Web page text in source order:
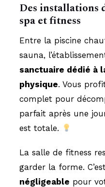
Des installations
spa et fitness
Entre la piscine
sauna,
sanctuaire dédié à
physique. Vous
complet pour
parfait après une
est totale.
La salle de fitness
garder la forme.
négligeable pour